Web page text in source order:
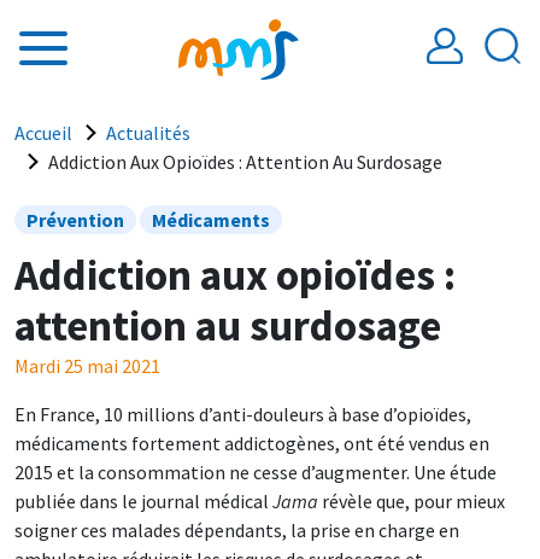
Fil d'Ariane
Accueil
Actualités
Addiction Aux Opioïdes : Attention Au Surdosage
Prévention Médicaments
Addiction aux opioïdes :
attention au surdosage
Mardi 25 mai 2021
En France, 10 millions d’anti-douleurs à base d’opioïdes,
médicaments fortement addictogènes, ont été vendus en
2015 et la consommation ne cesse d’augmenter. Une étude
publiée dans le journal médical Jama révèle que, pour mieux
soigner ces malades dépendants, la prise en charge en